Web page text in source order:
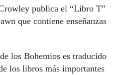
publica el “Libro T”
que contiene enseñanzas
los Bohemios es traducido
los libros más importantes